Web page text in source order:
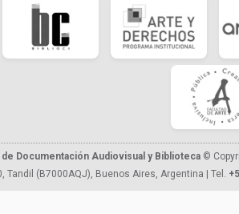
Documentación Audiovisual y Biblioteca ©
Tandil (B7000AQJ), Buenos Aires, Argentina | Tel.